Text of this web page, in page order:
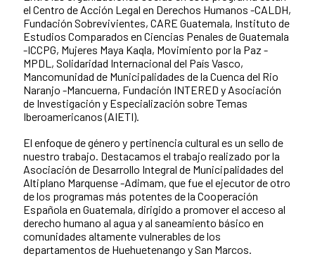
el Centro de Acción Legal en Derechos Humanos -CALDH,
Fundación Sobrevivientes, CARE Guatemala, Instituto de
Estudios Comparados en Ciencias Penales de Guatemala
-ICCPG, Mujeres Maya Kaqla, Movimiento por la Paz -
MPDL, Solidaridad Internacional del País Vasco,
Mancomunidad de Municipalidades de la Cuenca del Rio
Naranjo -Mancuerna, Fundación INTERED y Asociación
de Investigación y Especialización sobre Temas
Iberoamericanos (AIETI).
El enfoque de género y pertinencia cultural es un sello de
nuestro trabajo. Destacamos el trabajo realizado por la
Asociación de Desarrollo Integral de Municipalidades del
Altiplano Marquense -Adimam, que fue el ejecutor de otro
de los programas más potentes de la Cooperación
Española en Guatemala, dirigido a promover el acceso al
derecho humano al agua y al saneamiento básico en
comunidades altamente vulnerables de los
departamentos de Huehuetenango y San Marcos.